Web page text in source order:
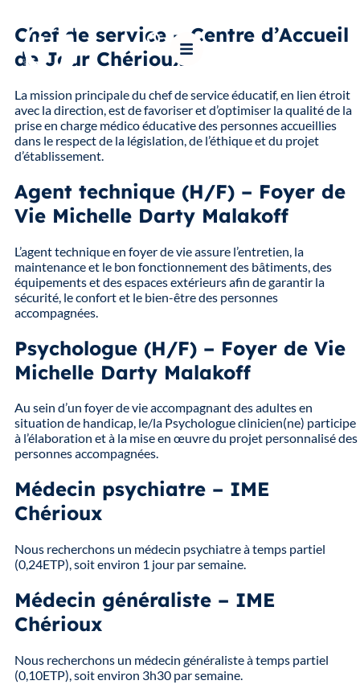
Chef de service – Centre d’Accueil
de Jour Chérioux
La mission principale du chef de service éducatif, en lien étroit
avec la direction, est de favoriser et d’optimiser la qualité de la
prise en charge médico éducative des personnes accueillies
dans le respect de la législation, de l’éthique et du projet
d’établissement.
Agent technique (H/F) – Foyer de
Vie Michelle Darty Malakoff
L’agent technique en foyer de vie assure l’entretien, la
maintenance et le bon fonctionnement des bâtiments, des
équipements et des espaces extérieurs afin de garantir la
sécurité, le confort et le bien-être des personnes
accompagnées.
Psychologue (H/F) – Foyer de Vie
Michelle Darty Malakoff
Au sein d’un foyer de vie accompagnant des adultes en
situation de handicap, le/la Psychologue clinicien(ne) participe
à l’élaboration et à la mise en œuvre du projet personnalisé des
personnes accompagnées.
Médecin psychiatre – IME
Chérioux
Nous recherchons un médecin psychiatre à temps partiel
(0,24ETP), soit environ 1 jour par semaine.
Médecin généraliste – IME
Chérioux
Nous recherchons un médecin généraliste à temps partiel
(0,10ETP), soit environ 3h30 par semaine.